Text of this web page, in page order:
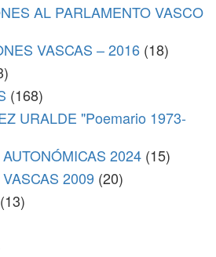
AL PARLAMENTO VASCO
VASCAS – 2016 (18)
(168)
URALDE "Poemario 1973-
2024 (15)
2009 (20)
(13)